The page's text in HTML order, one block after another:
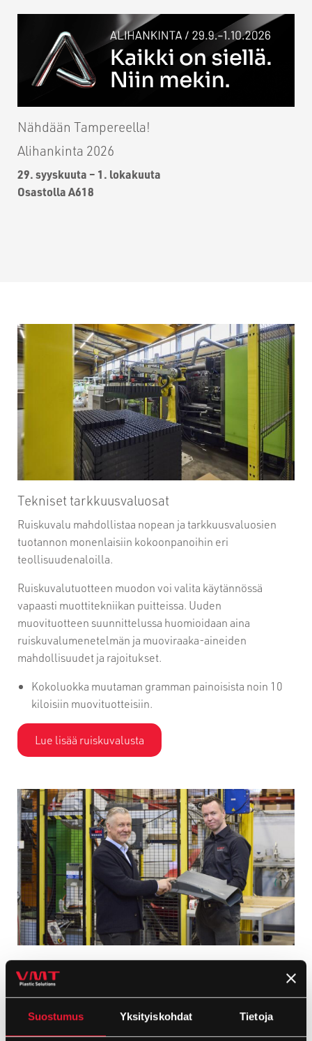
Suostumus Yksityiskohdat Tietoja
Nähdään Tampereella!
Alihankinta 2026
29. syyskuuta – 1. lokakuuta
Osastolla A618
Tekniset tarkkuusvaluosat
Ruiskuvalu mahdollistaa nopean ja tarkkuusvaluosien
tuotannon monenlaisiin kokoonpanoihin eri
teollisuudenaloilla.
Ruiskuvalutuotteen muodon voi valita käytännössä
vapaasti muottitekniikan puitteissa. Uuden
muovituotteen suunnittelussa huomioidaan aina
ruiskuvalumenetelmän ja muoviraaka-aineiden
mahdollisuudet ja rajoitukset.
Kokoluokka muutaman gramman painoisista noin 10
kiloisiin muovituotteisiin.
Lue lisää ruiskuvalusta
Tekniset kanavistot ja säiliöt
Tekninen puhallusmuovaus soveltuu erittäin hyvin
Puhallusmuovausmenetelmällä valmistamme onttoja,